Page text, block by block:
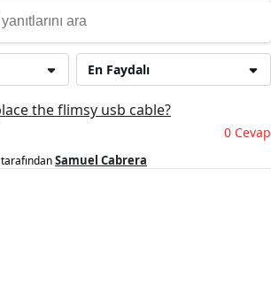
En Faydalı
the flimsy usb cable?
0 Cevap
tarafındanSamuel Cabrera